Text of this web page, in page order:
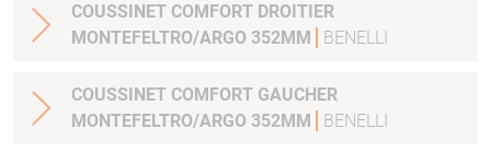
COUSSINET COMFORT DROITIER
MONTEFELTRO/ARGO 352MM
BENELLI
COUSSINET COMFORT GAUCHER
MONTEFELTRO/ARGO 352MM
BENELLI